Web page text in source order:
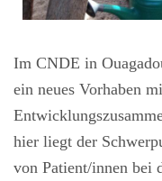
Im CNDE in
ein neues Vorhaben
hier liegt der
von Patient/innen bei